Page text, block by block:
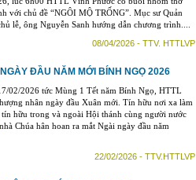
với chủ đề “NGÔI MỘ TRỐNG”. Mục sư Quản
lễ, ông Nguyễn Sanh hướng dẫn chương trình....
08/04/2026 - TTV. HTTLVP
ĐẦU NĂM MỚI BÍNH NGỌ 2026
02/2026 tức Mùng 1 Tết năm Bính Ngọ, HTTL
nhân ngày đầu Xuân mới. Tín hữu nơi xa làm
tín hữu trong và ngoài Hội thánh cùng người nước
nhà Chúa hân hoan ra mắt Ngài ngày đầu năm
22/02/2026 - TTV.HTTLVP